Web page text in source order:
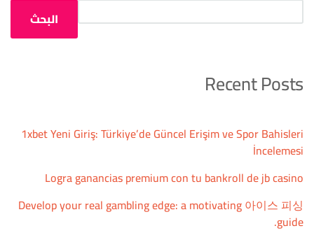
البحث
Recent Posts
1xbet Yeni Giriş: Türkiye’de Güncel Erişim ve Spor Bahisleri
İncelemesi
Logra ganancias premium con tu bankroll de jb casino
Develop your real gambling edge: a motivating 아이스 피싱
guide.